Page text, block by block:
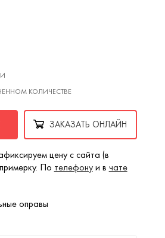
КОЛИЧЕСТВЕ
ЗАКАЗАТЬ ОНЛАЙН
цену с сайта (в
По телефонуи в чате
оправы